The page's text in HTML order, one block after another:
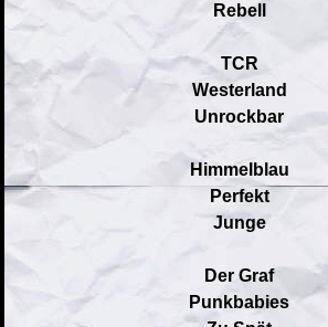
Rebell
TCR
Westerland
Unrockbar
Himmelblau
Perfekt
Junge
Der Graf
Punkbabies